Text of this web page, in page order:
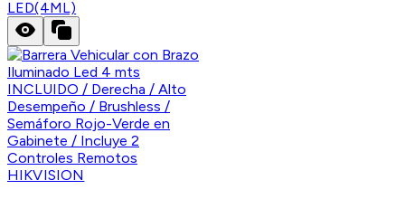
LED(4ML)
HIKVISION